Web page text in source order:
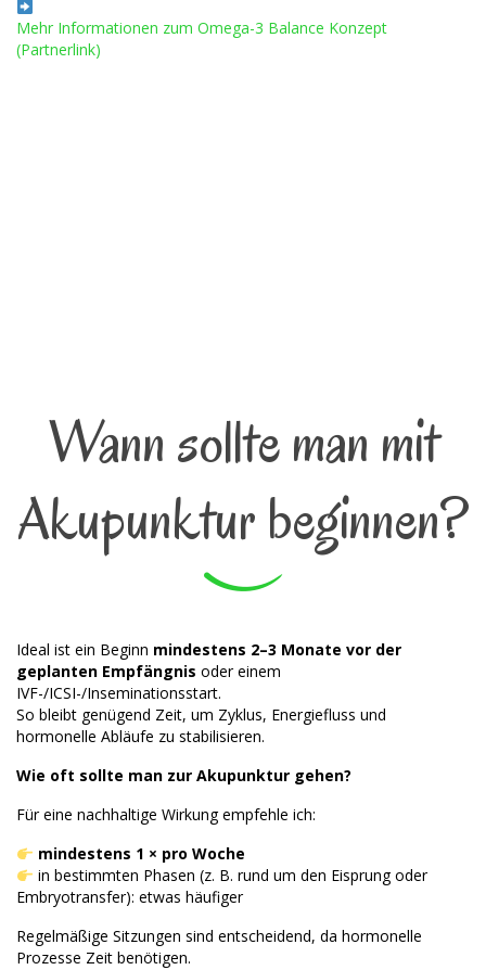
Mehr Informationen zum Omega-3 Balance Konzept
(Partnerlink)
Wann sollte man mit
Akupunktur beginnen?
Ideal ist ein Beginn mindestens 2–3 Monate vor der
geplanten Empfängnis oder einem
IVF-/ICSI-/Inseminationsstart.
So bleibt genügend Zeit, um Zyklus, Energiefluss und
hormonelle Abläufe zu stabilisieren.
Wie oft sollte man zur Akupunktur gehen?
Für eine nachhaltige Wirkung empfehle ich:
mindestens 1 × pro Woche
in bestimmten Phasen (z. B. rund um den Eisprung oder
Embryotransfer): etwas häufiger
Regelmäßige Sitzungen sind entscheidend, da hormonelle
Prozesse Zeit benötigen.